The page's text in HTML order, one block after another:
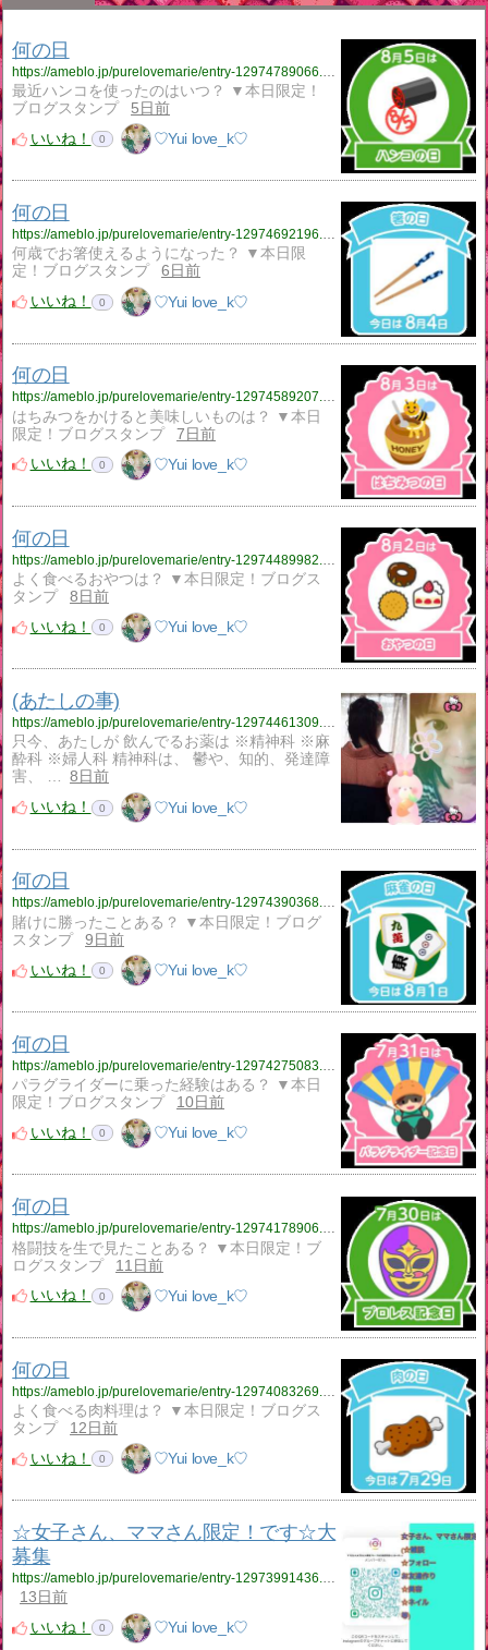
何の日
最近ハンコを使ったのはいつ？ ▼本日限定！
ブログスタンプ
5日前
いいね！
0 ♡Yui love_k♡
何の日
https://ameblo.jp/purelovemarie/entry-12974692196.html
何歳でお箸使えるようになった？ ▼本日限
定！ブログスタンプ
6日前
いいね！
0 ♡Yui love_k♡
何の日
https://ameblo.jp/purelovemarie/entry-12974589207.html
はちみつをかけると美味しいものは？ ▼本日
限定！ブログスタンプ
7日前
いいね！
0 ♡Yui love_k♡
何の日
よく食べるおやつは？ ▼本日限定！ブログス
タンプ
8日前
いいね！
0 ♡Yui love_k♡
(あたしの事)
https://ameblo.jp/purelovemarie/entry-12974461309.html
只今、あたしが 飲んでるお薬は ※精神科 ※麻
酔科 ※婦人科 精神科は、 鬱や、知的、発達障
害、 …
8日前
いいね！
0 ♡Yui love_k♡
何の日
https://ameblo.jp/purelovemarie/entry-12974390368.html
賭けに勝ったことある？ ▼本日限定！ブログ
スタンプ
9日前
いいね！
0 ♡Yui love_k♡
何の日
https://ameblo.jp/purelovemarie/entry-12974275083.html
パラグライダーに乗った経験はある？ ▼本日
限定！ブログスタンプ
10日前
いいね！
0 ♡Yui love_k♡
何の日
https://ameblo.jp/purelovemarie/entry-12974178906.html
格闘技を生で見たことある？ ▼本日限定！ブ
ログスタンプ
11日前
いいね！
0 ♡Yui love_k♡
何の日
よく食べる肉料理は？ ▼本日限定！ブログス
タンプ
12日前
いいね！
0 ♡Yui love_k♡
☆女子さん、ママさん限定！です☆大
募集
https://ameblo.jp/purelovemarie/entry-12973991436.html
13日前
いいね！
0 ♡Yui love_k♡